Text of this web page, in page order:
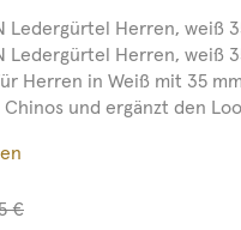
Ledergürtel Herren, weiß
Ledergürtel Herren, weiß
Herren in Weiß mit 35
und ergänzt den
€